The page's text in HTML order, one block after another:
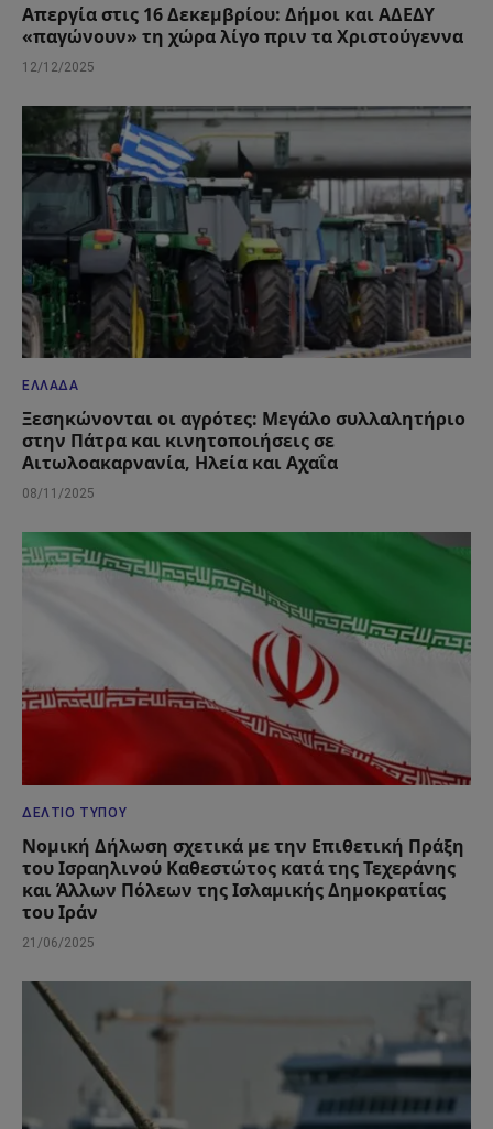
Απεργία στις 16 Δεκεμβρίου: Δήμοι και ΑΔΕΔΥ
«παγώνουν» τη χώρα λίγο πριν τα Χριστούγεννα
12/12/2025
ΕΛΛΆΔΑ
Ξεσηκώνονται οι αγρότες: Μεγάλο συλλαλητήριο
στην Πάτρα και κινητοποιήσεις σε
Αιτωλοακαρνανία, Ηλεία και Αχαΐα
08/11/2025
ΔΕΛΤΊΟ ΤΎΠΟΥ
Νομική Δήλωση σχετικά με την Επιθετική Πράξη
του Ισραηλινού Καθεστώτος κατά της Τεχεράνης
και Άλλων Πόλεων της Ισλαμικής Δημοκρατίας
του Ιράν
21/06/2025